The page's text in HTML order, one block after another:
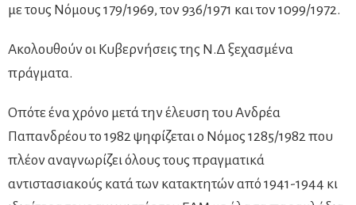
με τους Νόμους 179/1969, τον 936/1971 και τον 1099/1972.
Ακολουθούν οι Κυβερνήσεις της Ν.Δ ξεχασμένα
πράγματα.
Οπότε ένα χρόνο μετά την έλευση του Ανδρέα
Παπανδρέου το 1982 ψηφίζεται ο Νόμος 1285/1982 που
πλέον αναγνωρίζει όλους τους πραγματικά
αντιστασιακούς κατά των κατακτητών από 1941-1944 κι